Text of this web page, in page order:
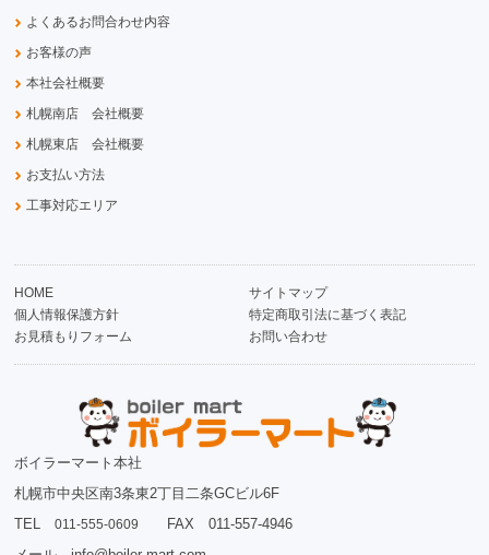
よくあるお問合わせ内容
お客様の声
本社会社概要
札幌南店 会社概要
札幌東店 会社概要
お支払い方法
工事対応エリア
HOME
サイトマップ
個人情報保護方針
特定商取引法に基づく表記
お見積もりフォーム
お問い合わせ
ボイラーマート本社
札幌市中央区南3条東2丁目二条GCビル6F
TEL011-555-0609
FAX 011-557-4946